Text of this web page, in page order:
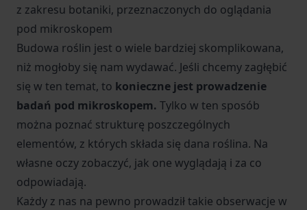
z zakresu botaniki, przeznaczonych do oglądania
pod mikroskopem
Budowa roślin jest o wiele bardziej skomplikowana,
niż mogłoby się nam wydawać. Jeśli chcemy zagłębić
się w ten temat, to konieczne jest prowadzenie
badań pod mikroskopem. Tylko w ten sposób
można poznać strukturę poszczególnych
elementów, z których składa się dana roślina. Na
własne oczy zobaczyć, jak one wyglądają i za co
odpowiadają.
Każdy z nas na pewno prowadził takie obserwacje w